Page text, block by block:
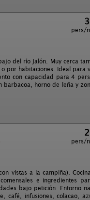
pers/
del río Jalón. Muy cerca
por habitaciones. Ideal para
con capacidad para 4
barbacoa, horno de leña y
pers/
vistas a la campiña).
e ingredientes
bajo petición. Entorno
café, infusiones, colacao,